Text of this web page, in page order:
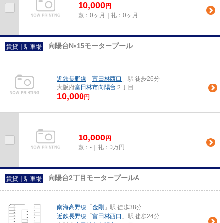
10,000円
敷：0ヶ月｜礼：0ヶ月
賃貸｜駐車場 向陽台№15モータープール
近鉄長野線 「 富田林西口 」駅 徒歩26分
大阪府富田林市向陽台 ２丁目
10,000円
10,000円
敷：-｜礼：0万円
賃貸｜駐車場 向陽台2丁目モータープールA
南海高野線 「 金剛 」駅 徒歩38分
近鉄長野線 「 富田林西口 」駅 徒歩24分